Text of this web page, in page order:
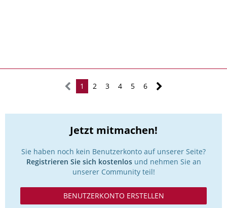
1 2 3 4 5 6
Jetzt mitmachen!
Sie haben noch kein Benutzerkonto auf unserer Seite?
Registrieren Sie sich kostenlosund nehmen Sie an
unserer Community teil!
BENUTZERKONTO ERSTELLEN